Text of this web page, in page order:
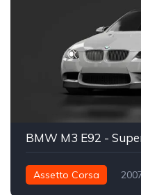
BMW M3 E92 -
Assetto Corsa